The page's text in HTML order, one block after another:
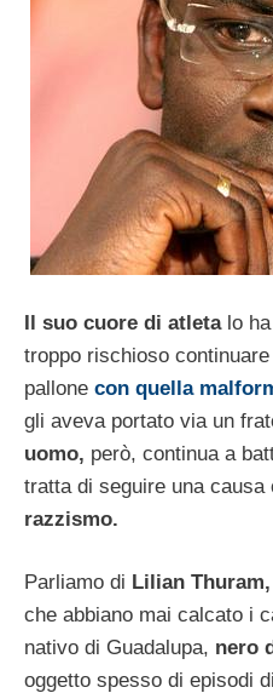
Il suo cuore di atletalo ha
troppo rischioso
pallone con quella
gli aveva portato via un
uomo, però, continua a
tratta di seguire una
razzismo.
Parliamo di Lilian Thuram,
che abbiano mai calcato i
nativo di Guadalupa, nero
oggetto spesso di episodi